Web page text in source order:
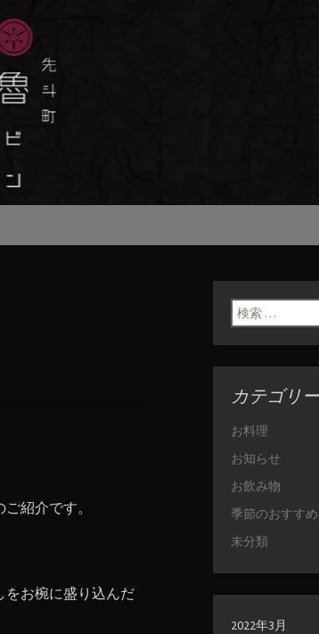
理・和食「
ブログ
和食が自慢の「魯ビン（ろび
ます。
紹介です。
お椀に盛り込んだ
検索:
カテゴリー
お料理
お知らせ
お飲み物
季節のおすすめ
未分類
2022年3月